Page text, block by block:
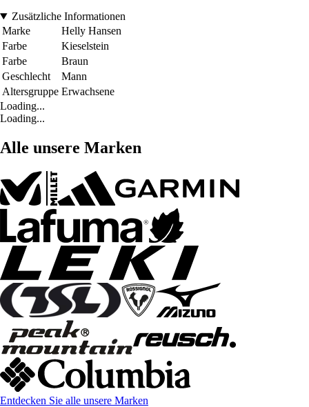
Zusätzliche Informationen
Marke
Helly Hansen
Farbe
Kieselstein
Farbe
Braun
Geschlecht
Mann
Altersgruppe Erwachsene
Loading...
Loading...
Alle unsere Marken
Entdecken Sie alle unsere Marken